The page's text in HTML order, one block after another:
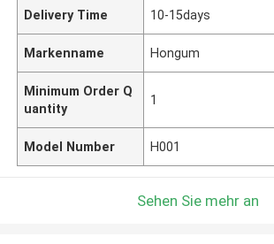
Delivery Time 10-15days
Markenname Hongum
Minimum Order Q
uantity
1
Model Number H001
Sehen Sie mehr an